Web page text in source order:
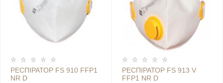
РЕСПІРАТОР FS 910 FFP1
NR D
РЕСПІРАТОР FS 913 V
FFP1 NR D